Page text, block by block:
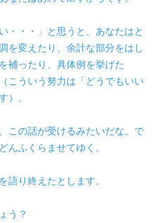
・・・」と思うと、あなたはと
を変えたり、余計な部分をはし
補ったり、具体例を挙げた
こういう努力は「どうでもいい
。
この話が受けるみたいだな。で
んふくらませてゆく。
語り終えたとします。
う？